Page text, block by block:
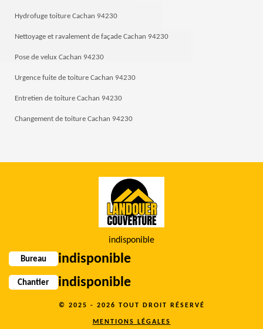
Hydrofuge toiture Cachan 94230
Nettoyage et ravalement de façade Cachan 94230
Pose de velux Cachan 94230
Urgence fuite de toiture Cachan 94230
Entretien de toiture Cachan 94230
Changement de toiture Cachan 94230
indisponible
Bureau indisponible
Chantier indisponible
© 2025 - 2026 TOUT DROIT RÉSERVÉ
MENTIONS LÉGALES